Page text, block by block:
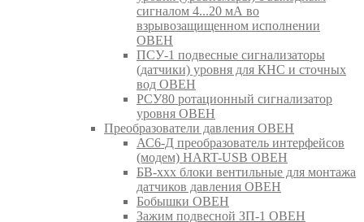
сигналом 4...20 мА во
взрывозащищенном исполнении
ОВЕН
ПСУ-1 подвесные сигнализаторы
(датчики) уровня для КНС и сточных
вод ОВЕН
РСУ80 ротационный сигнализатор
уровня ОВЕН
Преобразователи давления ОВЕН
АС6-Д преобразователь интерфейсов
(модем) HART-USB ОВЕН
БВ-ххх блоки вентильные для монтажа
датчиков давления ОВЕН
Бобышки ОВЕН
Зажим подвесной ЗП-1 ОВЕН